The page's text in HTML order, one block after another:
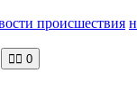
происшествия
🧘‍♀️ 0